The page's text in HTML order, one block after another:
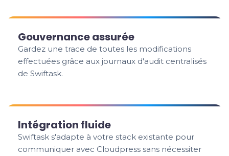
Gouvernance assurée
Gardez une trace de toutes les modifications
effectuées grâce aux journaux d'audit centralisés
de Swiftask.
Intégration fluide
Swiftask s'adapte à votre stack existante pour
communiquer avec Cloudpress sans nécessiter